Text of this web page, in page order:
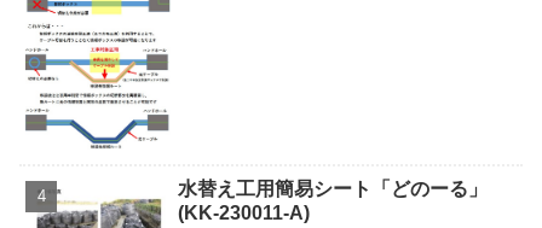
水替え工用簡易シート「どのーる」
(KK-230011-A)